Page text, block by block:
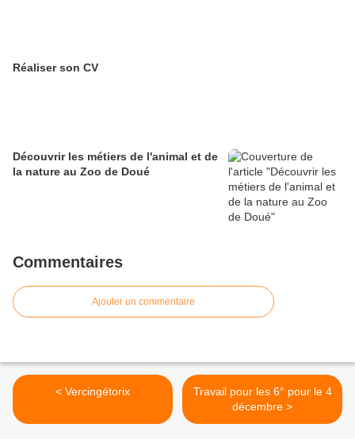
Réaliser son CV
Découvrir les métiers de l'animal et de
la nature au Zoo de Doué
Commentaires
Ajouter un commentaire
< Vercingétorix
Travail pour les 6° pour le 4
décembre >